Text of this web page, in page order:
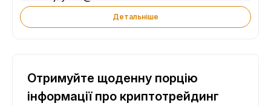
Детальніше
Отримуйте щоденну порцію
інформації про криптотрейдинг